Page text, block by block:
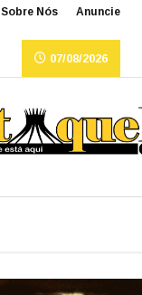
Sobre Nós Anuncie
07/08/2026